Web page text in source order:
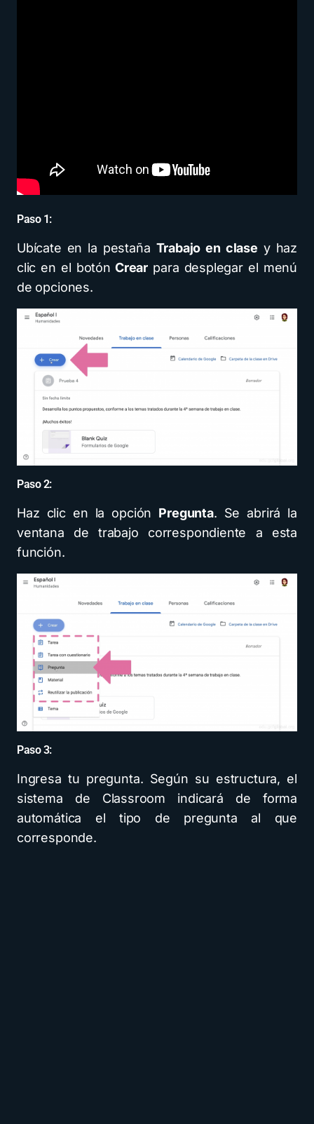
Paso 1:
Ubícate en la pestaña Trabajo en clase y haz
clic en el botón Crear para desplegar el menú
de opciones.
Paso 2:
Haz clic en la opción Pregunta. Se abrirá la
ventana de trabajo correspondiente a esta
función.
Paso 3:
Ingresa tu pregunta. Según su estructura, el
sistema de Classroom indicará de forma
automática el tipo de pregunta al que
corresponde.